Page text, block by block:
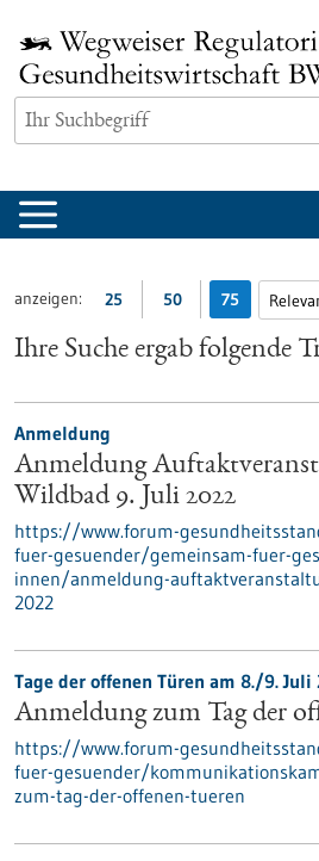
Inhalt
springen
anzeigen: 25 50 75
Ihre Suche ergab folgende
Anmeldung
Anmeldung
Wildbad 9. Juli 2022
https://www.forum-
fuer-gesuender/gemeinsam-fuer-
innen/anmeldung-
2022
Tage der offenen Türen am 8./9. Juli
Anmeldung zum Tag der
https://www.forum-
fuer-gesuender/
zum-tag-der-offenen-tueren